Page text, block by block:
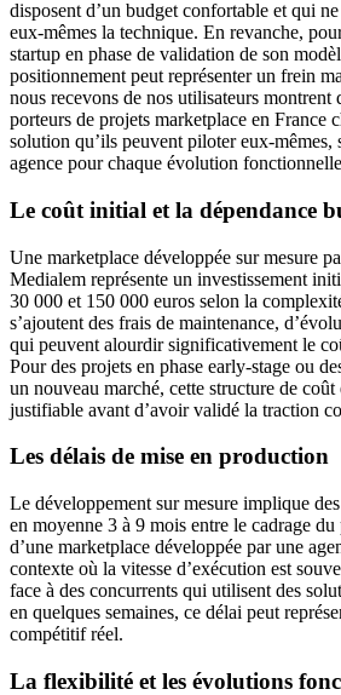
disposent d’un budget confortable et qui
eux-mêmes la technique. En revanche,
startup en phase de validation de son
positionnement peut représenter un frein
nous recevons de nos utilisateurs montrent
porteurs de projets marketplace en France
solution qu’ils peuvent piloter eux-mêmes,
agence pour chaque évolution
Le coût initial et la dépendance
Une marketplace développée sur mesure
Medialem représente un investissement
30 000 et 150 000 euros selon la
s’ajoutent des frais de maintenance,
qui peuvent alourdir significativement le
Pour des projets en phase early-stage ou
un nouveau marché, cette structure de
justifiable avant d’avoir validé la traction
Les délais de mise en production
Le développement sur mesure implique
en moyenne 3 à 9 mois entre le cadrage
d’une marketplace développée par une
contexte où la vitesse d’exécution est
face à des concurrents qui utilisent des
en quelques semaines, ce délai peut
compétitif réel.
La flexibilité et les évolutions